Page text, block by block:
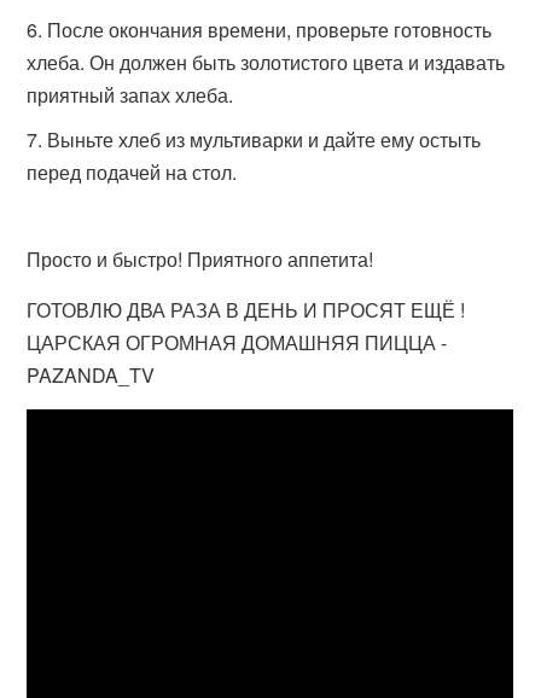
После окончания времени, проверьте готовность
хлеба. Он должен быть золотистого цвета и издавать
приятный запах хлеба.
Выньте хлеб из мультиварки и дайте ему остыть
перед подачей на стол.
Просто и быстро! Приятного аппетита!
ГОТОВЛЮ ДВА РАЗА В ДЕНЬ И ПРОСЯТ ЕЩЁ !
ЦАРСКАЯ ОГРОМНАЯ ДОМАШНЯЯ ПИЦЦА -
PAZANDA_TV